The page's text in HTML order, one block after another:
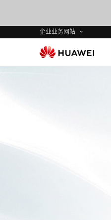
企业业务网站